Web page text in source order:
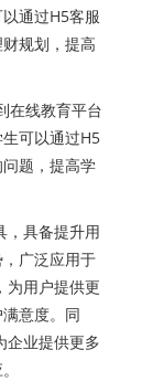
通过H5客服
规划，提高
线教育平台
可以通过H5
题，提高学
具备提升用
广泛应用于
为用户提供更
意度。同
企业提供更多